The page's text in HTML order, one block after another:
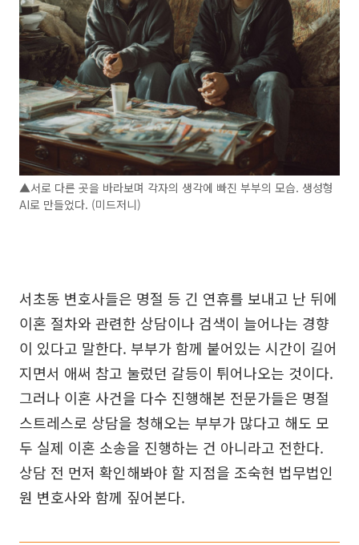
▲서로 다른 곳을 바라보며 각자의 생각에 빠진 부부의 모습. 생성형
AI로 만들었다. (미드저니)
서초동 변호사들은 명절 등 긴 연휴를 보내고 난 뒤에
이혼 절차와 관련한 상담이나 검색이 늘어나는 경향
이 있다고 말한다. 부부가 함께 붙어있는 시간이 길어
지면서 애써 참고 눌렀던 갈등이 튀어나오는 것이다.
그러나 이혼 사건을 다수 진행해본 전문가들은 명절
스트레스로 상담을 청해오는 부부가 많다고 해도 모
두 실제 이혼 소송을 진행하는 건 아니라고 전한다.
상담 전 먼저 확인해봐야 할 지점을 조숙현 법무법인
원 변호사와 함께 짚어본다.